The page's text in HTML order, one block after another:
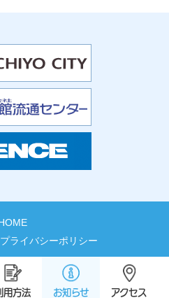
用方法 お知らせ アクセス
プライバシーポリシー